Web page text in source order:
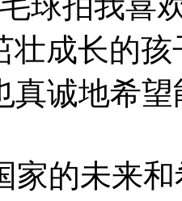
壮成长的
真诚地希
的未来和